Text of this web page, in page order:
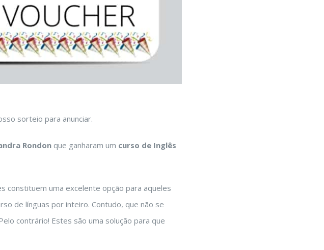
sorteio para anunciar.
Rondon que ganharam um curso de Inglês
constituem uma excelente opção para aqueles
de línguas por inteiro. Contudo, que não se
contrário! Estes são uma solução para que